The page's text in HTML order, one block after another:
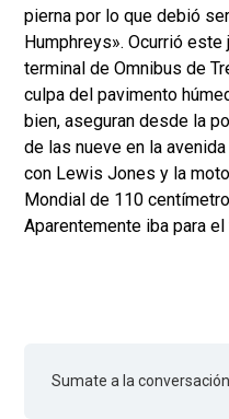
pierna por lo que debió
Humphreys». Ocurrió
terminal de Omnibus de
culpa del pavimento
bien, aseguran desde la
de las nueve en la
con Lewis Jones y la
Mondial de 110
Aparentemente iba para
Sumate a la conversación.